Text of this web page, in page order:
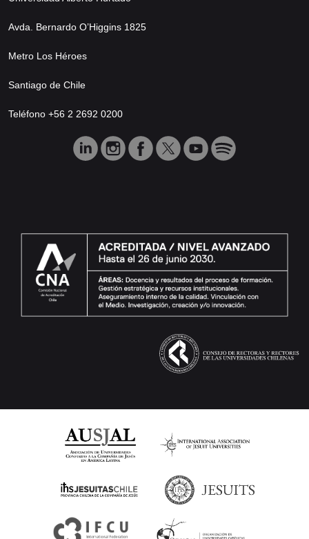
Avda. Bernardo O’Higgins 1825
Metro Los Héroes
Santiago de Chile
Teléfono +56 2 2692 0200